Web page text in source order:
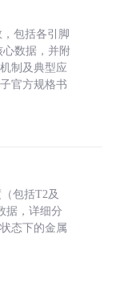
包括各引脚
心数据，并附
制及典型应
官方规格书
包括T2及
据，详细分
态下的金属